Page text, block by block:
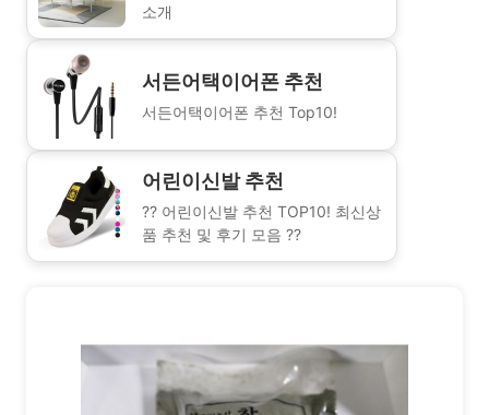
소개
서든어택이어폰 추천
서든어택이어폰 추천 Top10!
어린이신발 추천
?? 어린이신발 추천 TOP10! 최신상
품 추천 및 후기 모음 ??